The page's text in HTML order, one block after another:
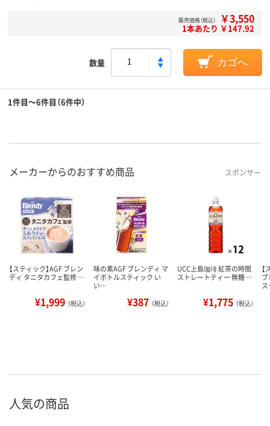
販売価格（税込） ￥3,550
1本あたり ￥147.92
数量 カゴへ
1件目～6件目（6件中）
メーカーからのおすすめ商品 スポンサー
【スティック】AGF ブレン
ディ タニタカフェ監修 …
¥1,999 （税込）
味の素AGF ブレンディ マ
イボトルスティック い
い…
¥387 （税込）
UCC上島珈琲 紅茶の時間
ストレートティー 無糖 …
¥1,775 （税込）
人気の商品